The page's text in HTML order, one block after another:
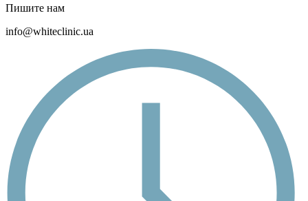
Пишите нам
info@whiteclinic.ua